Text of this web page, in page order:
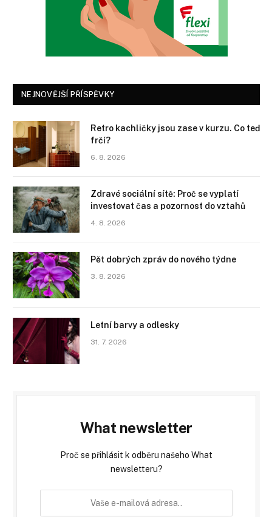
NEJNOVĚJŠÍ PŘÍSPĚVKY
Retro kachličky jsou zase v kurzu. Co teď
frčí?
6. 8. 2026
Zdravé sociální sítě: Proč se vyplatí
investovat čas a pozornost do vztahů
4. 8. 2026
Pět dobrých zpráv do nového týdne
3. 8. 2026
Letní barvy a odlesky
31. 7. 2026
What newsletter
Proč se přihlásit k odběru našeho What
newsletteru?